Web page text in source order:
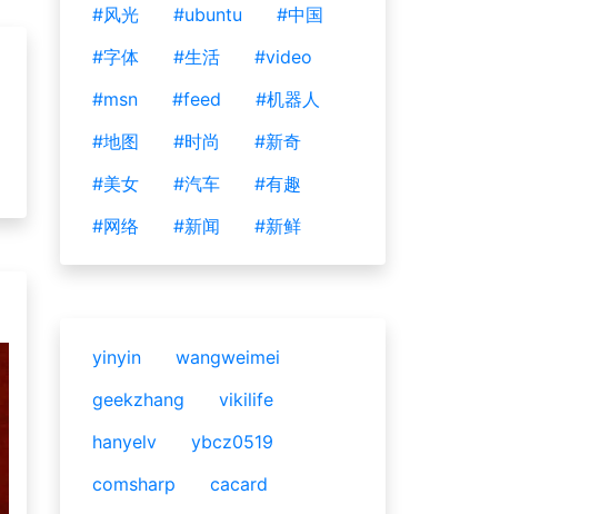
#风光
#ubuntu
#中国
#字体
#生活
#video
#msn
#feed
#机器人
#地图
#时尚
#新奇
#美女
#汽车
#有趣
#网络
#新闻 #新鲜
yinyin
wangweimei
geekzhang
vikilife
hanyelv
ybcz0519
comsharp
cacard